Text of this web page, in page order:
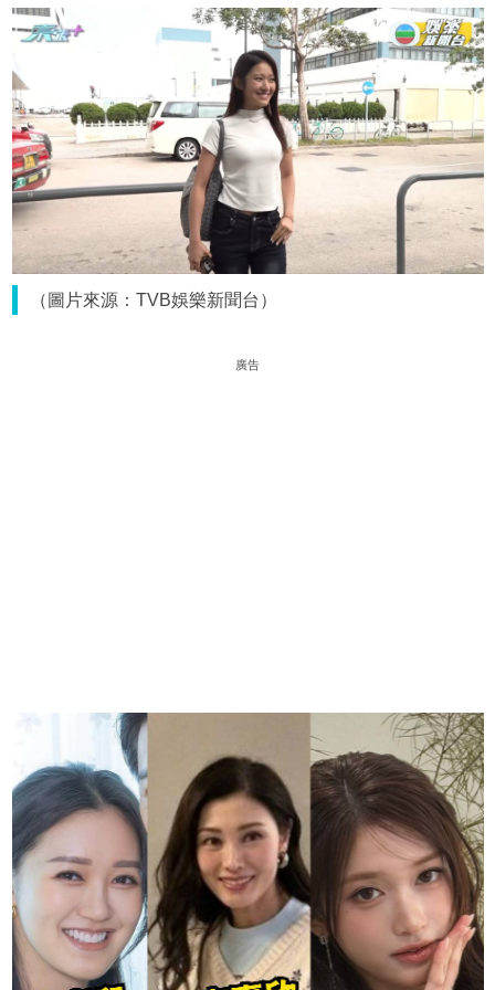
（圖片來源：TVB娛樂新聞台）
廣告